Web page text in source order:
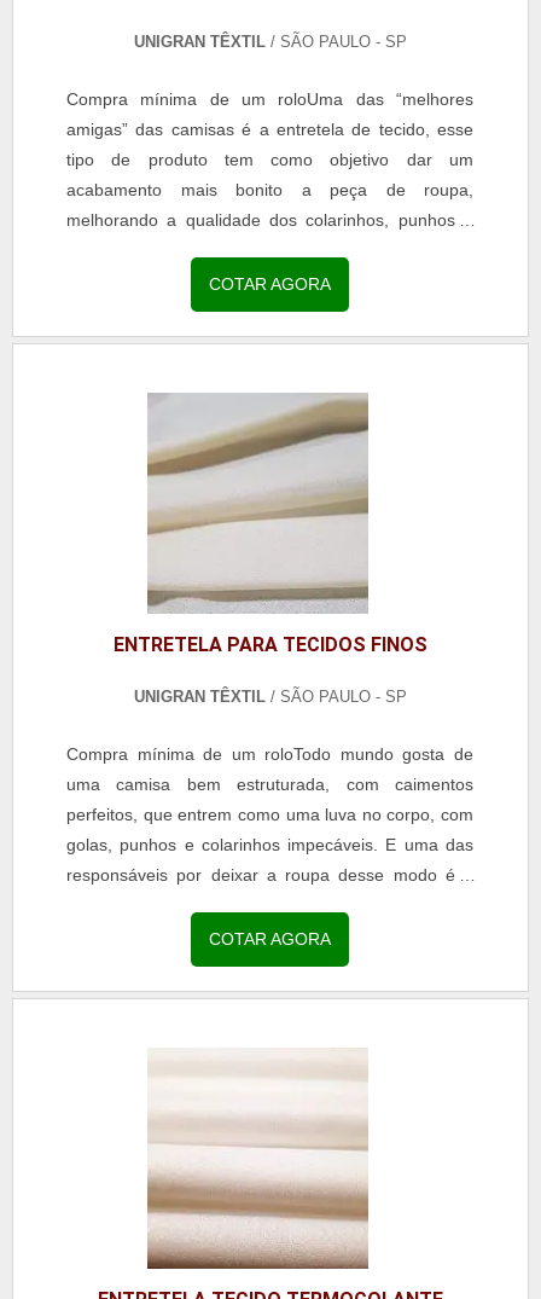
UNIGRAN TÊXTIL / SÃO PAULO - SP
Compra mínima de um roloUma das “melhores
amigas” das camisas é a entretela de tecido, esse
tipo de produto tem como objetivo dar um
acabamento mais bonito a peça de roupa,
melhorando a qualidade dos colarinhos, punhos e
COTAR AGORA
ENTRETELA PARA TECIDOS FINOS
UNIGRAN TÊXTIL / SÃO PAULO - SP
Compra mínima de um roloTodo mundo gosta de
uma camisa bem estruturada, com caimentos
perfeitos, que entrem como uma luva no corpo, com
golas, punhos e colarinhos impecáveis. E uma das
responsáveis por deixar a roupa desse modo é a
COTAR AGORA